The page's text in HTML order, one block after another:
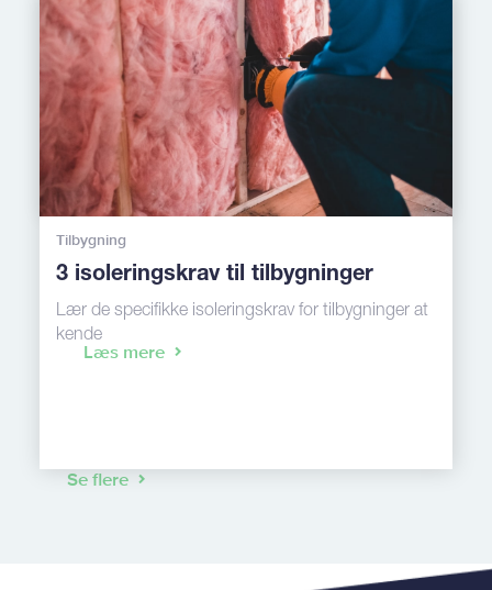
Se flere
Tilbygning
3 isoleringskrav til tilbygninger
Lær de specifikke isoleringskrav for tilbygninger at
kende
Læs mere